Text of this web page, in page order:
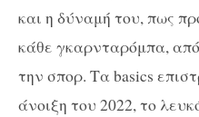
και η δύναμή του, πως
κάθε γκαρνταρόμπα, από
την σπορ. Τα basics
άνοιξη του 2022, το